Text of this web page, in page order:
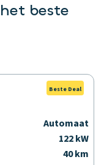
beste
Beste Deal
Automaat
122 kW
40 km